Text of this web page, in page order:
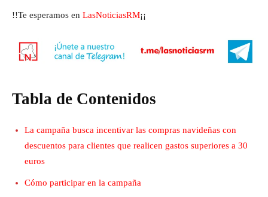
!!Te esperamos en LasNoticiasRM¡¡
Tabla de Contenidos
La campaña busca incentivar las compras navideñas con
descuentos para clientes que realicen gastos superiores a 30
euros
Cómo participar en la campaña